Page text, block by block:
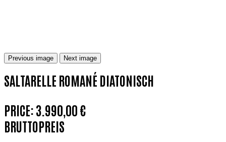
Previous image Next image
SALTARELLE ROMANÉ DIATONISCH
PRICE:3.990,00 €
BRUTTOPREIS